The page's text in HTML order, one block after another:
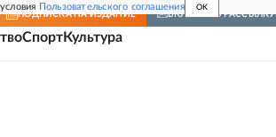
Пользовательского соглашения OK
ПОДПИСКА НА ИЗДАНИЕ ВКЛЮЧИТЬ РАССЫЛКУ
СпортКультура